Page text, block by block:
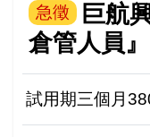
急徵
巨航
倉管人員』
試用期三個月